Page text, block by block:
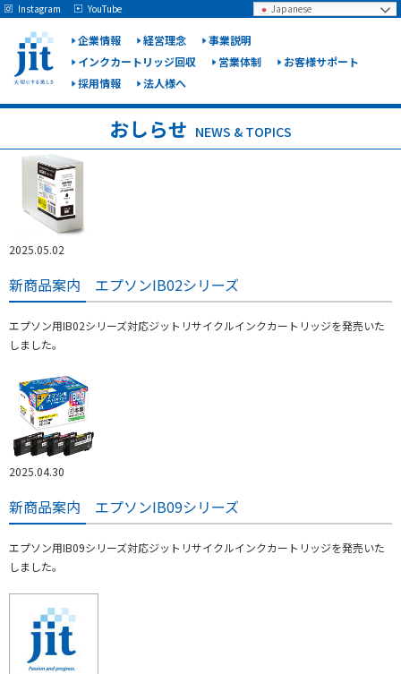
企業情報 経営理念
事業説明
インクカートリッジ回収
営業体制
お客様サポート
採用情報
法人様へ
Japanese
Instagram YouTube
おしらせ NEWS & TOPICS
2025.05.02
新商品案内 エプソンIB02シリーズ
エプソン用IB02シリーズ対応ジットリサイクルインクカートリッジを発売いた
しました。
2025.04.30
新商品案内 エプソンIB09シリーズ
エプソン用IB09シリーズ対応ジットリサイクルインクカートリッジを発売いた
しました。
May we use cookies to track your activities? We take your privacy very seriously.
Please see our privacy policy for details and any questions.YesNo